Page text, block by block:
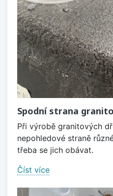
Spodní strana
Při výrobě granitových
nepohledové straně
třeba se jich obávat.
Číst více